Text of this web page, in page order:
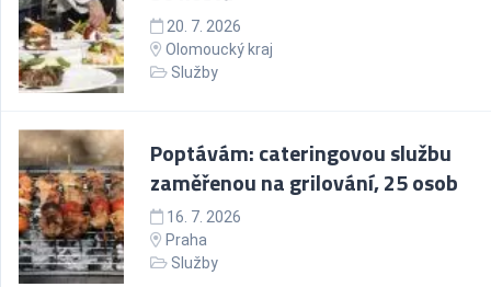
20. 7. 2026
Olomoucký kraj
Služby
Poptávám: cateringovou službu
zaměřenou na grilování, 25 osob
16. 7. 2026
Praha
Služby